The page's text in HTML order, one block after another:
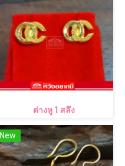
ต่างหู 1 สลึง
New